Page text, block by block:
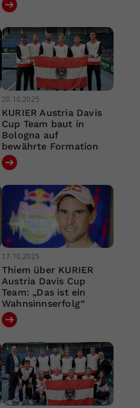
20.10.2025
KURIER Austria Davis
Cup Team baut in
Bologna auf
bewährte Formation
17.10.2025
Thiem über KURIER
Austria Davis Cup
Team: „Das ist ein
Wahnsinnserfolg“